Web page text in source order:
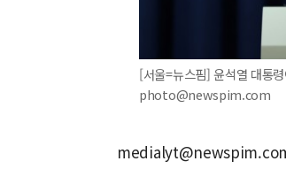
[서울=뉴스핌] 윤석열 대통
photo@newspim.com